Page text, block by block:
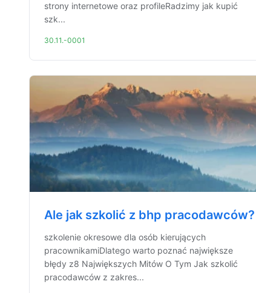
strony internetowe oraz profileRadzimy jak kupić
szk...
30.11.-0001
Ale jak szkolić z bhp pracodawców?
szkolenie okresowe dla osób kierujących
pracownikamiDlatego warto poznać największe
błędy z8 Największych Mitów O Tym Jak szkolić
pracodawców z zakres...